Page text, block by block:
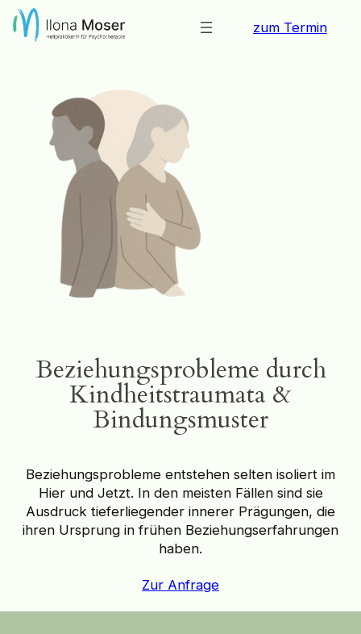
Zum
Inhalt
zum Termin
Beziehungsprobleme durch
Kindheitstraumata &
Bindungsmuster
Beziehungsprobleme entstehen selten isoliert im
Hier und Jetzt. In den meisten Fällen sind sie
Ausdruck tieferliegender innerer Prägungen, die
ihren Ursprung in frühen Beziehungserfahrungen
haben.
Zur Anfrage